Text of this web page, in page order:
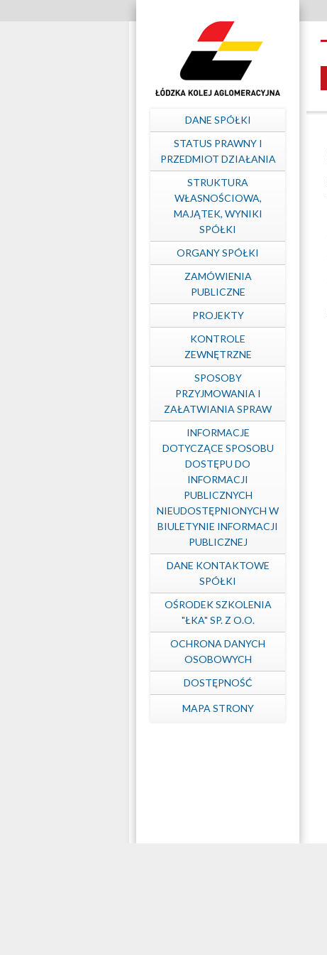
własnościowa
Aglomeracyjna
Menu
główne
DANE SPÓŁKI
STATUS PRAWNY I
PRZEDMIOT DZIAŁANIA
STRUKTURA
WŁASNOŚCIOWA,
MAJĄTEK, WYNIKI
SPÓŁKI
ORGANY SPÓŁKI
ZAMÓWIENIA
PUBLICZNE
PROJEKTY
KONTROLE
ZEWNĘTRZNE
SPOSOBY
PRZYJMOWANIA I
ZAŁATWIANIA SPRAW
INFORMACJE
DOTYCZĄCE SPOSOBU
DOSTĘPU DO
INFORMACJI
PUBLICZNYCH
NIEUDOSTĘPNIONYCH W
BIULETYNIE INFORMACJI
PUBLICZNEJ
DANE KONTAKTOWE
SPÓŁKI
OŚRODEK SZKOLENIA
"ŁKA" SP. Z O.O.
OCHRONA DANYCH
OSOBOWYCH
DOSTĘPNOŚĆ
MAPA STRONY